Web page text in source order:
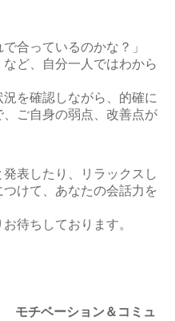
合っているのかな？」
など、自分一人ではわから
を確認しながら、的確に
ご自身の弱点、改善点が
表したり、リラックスし
けて、あなたの会話力を
待ちしております。
モチベーション＆コミュ